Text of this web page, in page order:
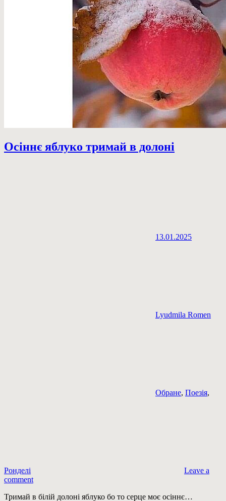
Осіннє яблуко тримай в долоні
13.01.2025
Lyudmila Romen
Обране, Поезія,
Ронделі
Leave a
comment
Тримай в білій долоні яблуко бо то серце моє осіннє…